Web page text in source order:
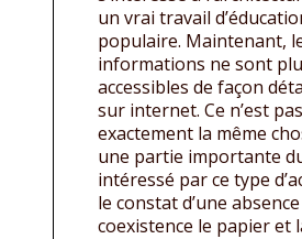
un vrai travail
populaire. Maintenant,
informations ne sont
accessibles de façon
sur internet. Ce n’est pas
exactement la même
une partie importante
intéressé par ce type
le constat d’une
coexistence le papier et